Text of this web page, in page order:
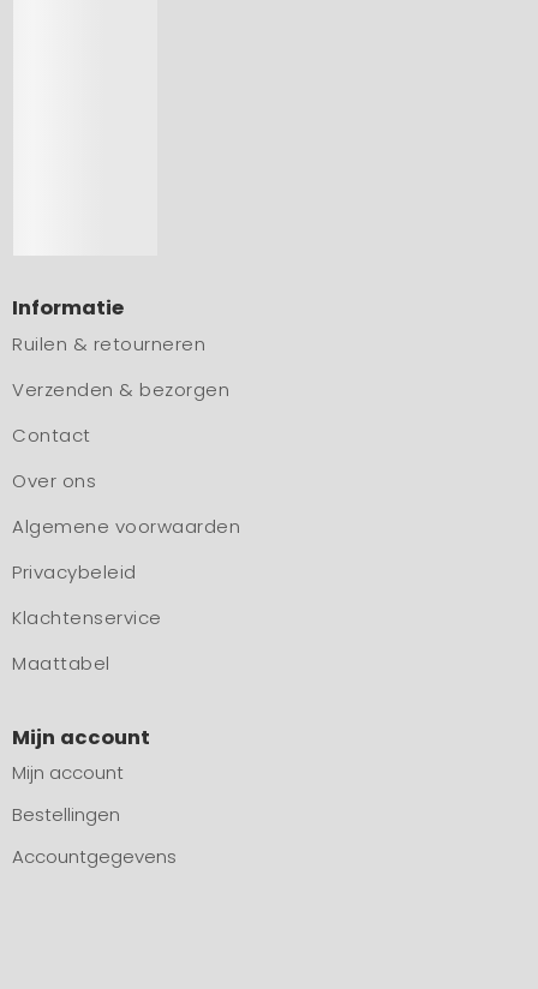
Informatie
Ruilen & retourneren
Verzenden & bezorgen
Contact
Over ons
Algemene voorwaarden
Privacybeleid
Klachtenservice
Maattabel
Mijn account
Mijn account
Bestellingen
Accountgegevens